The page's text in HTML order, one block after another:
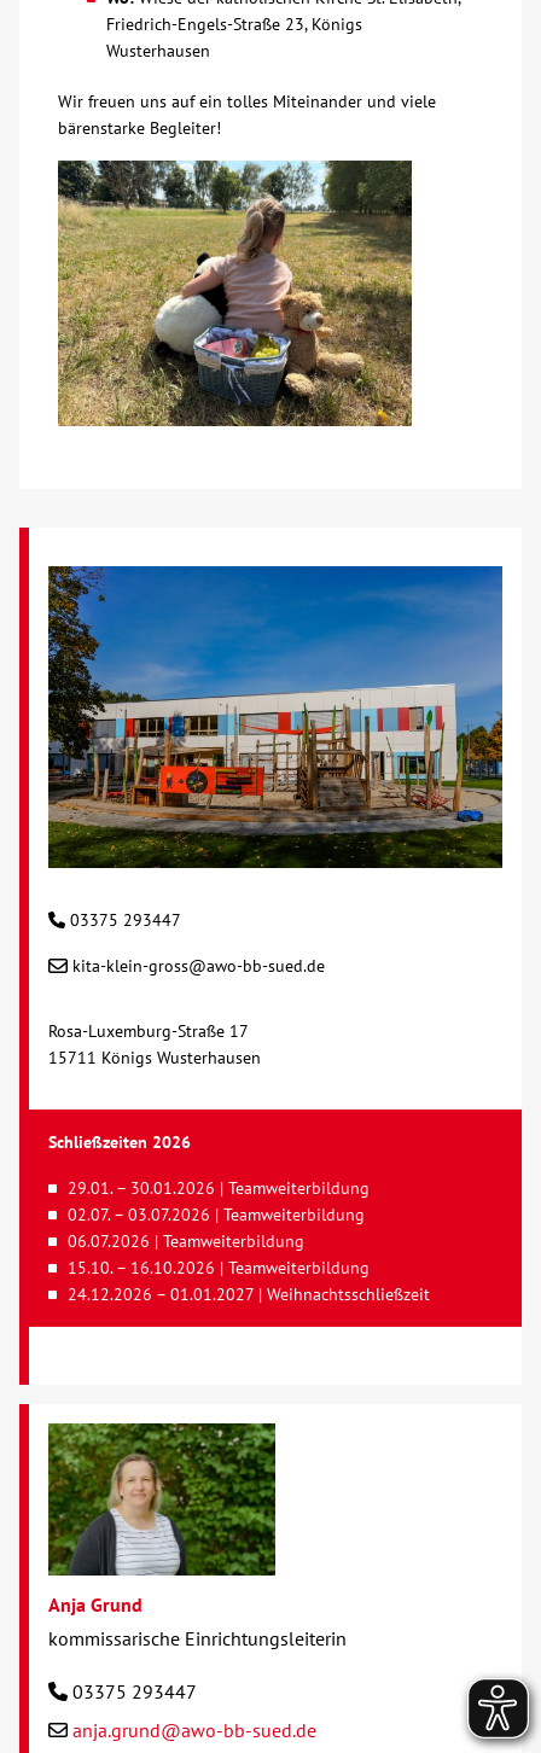
Glossar
Suche
Kontakt
AWO BB Süd
Friedrich-Engels-Straße 23, Königs
Wusterhausen
Wir freuen uns auf ein tolles Miteinander und viele
bärenstarke Begleiter!
03375 293447
kita-klein-gross@awo-bb-sued.de
Rosa-Luxemburg-Straße 17
15711 Königs Wusterhausen
Schließzeiten 2026
29.01. – 30.01.2026 | Teamweiterbildung
02.07. – 03.07.2026 | Teamweiterbildung
06.07.2026 | Teamweiterbildung
15.10. – 16.10.2026 | Teamweiterbildung
24.12.2026 – 01.01.2027 | Weihnachtsschließzeit
Anja Grund
kommissarische Einrichtungsleiterin
03375 293447
anja.grund@awo-bb-sued.de